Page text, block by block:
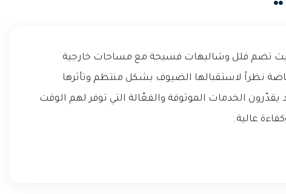
حيث تضم فلل وشاليهات فسيحة مع مساحات خارجية
نظراً لاستقبالها الضيوف بشكل منتظم وتأثرها
الخدمات الموثوقة والفعّالة التي توفر لهم الوقت
عالية.